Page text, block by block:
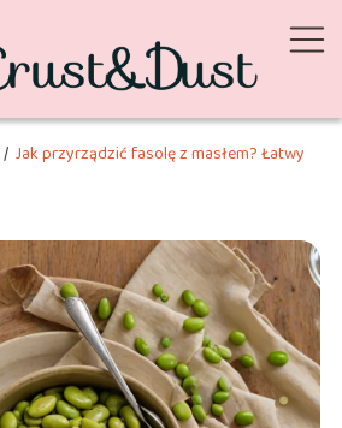
/ Jak przyrządzić fasolę z masłem? Łatwy